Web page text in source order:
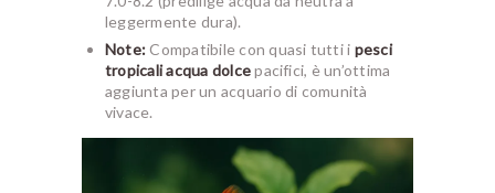
leggermente dura).
Note:Compatibile con quasi tutti i pesci
tropicali acqua dolcepacifici, è un’ottima
aggiunta per un acquario di comunità
vivace.